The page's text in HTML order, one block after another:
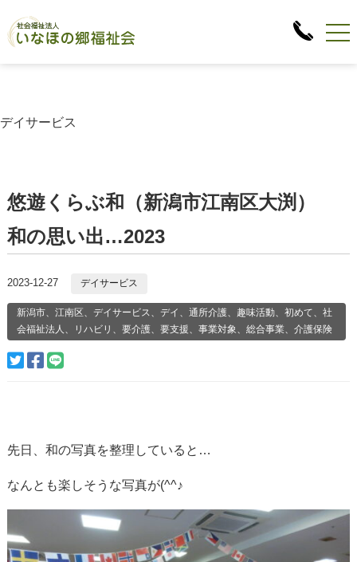
デイサービス
悠遊くらぶ和（新潟市江南区大渕）
和の思い出…2023
2023-12-27 デイサービス
新潟市、江南区、デイサービス、デイ、通所介護、趣味活動、初めて、社
会福祉法人、リハビリ、要介護、要支援、事業対象、総合事業、介護保険
先日、和の写真を整理していると…
なんとも楽しそうな写真が(^^♪